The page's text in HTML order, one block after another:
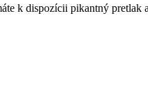
k dispozícii pikantný